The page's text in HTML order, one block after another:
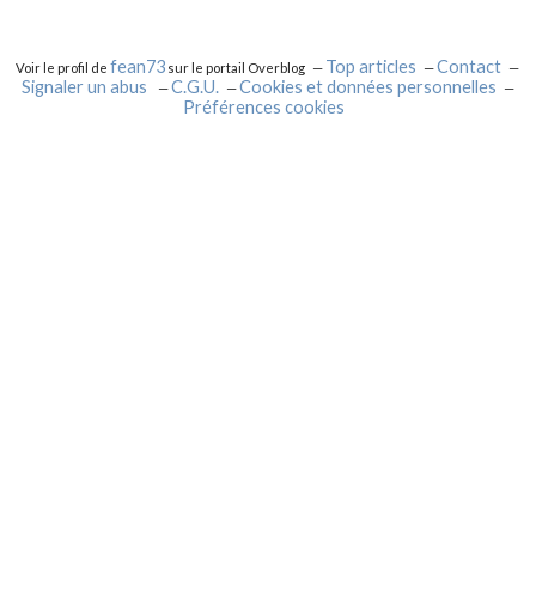
Voir le profil defean73 sur le portail Overblog Top articles
Contact
Signaler un abus
C.G.U.
Cookies et données personnelles
Préférences cookies